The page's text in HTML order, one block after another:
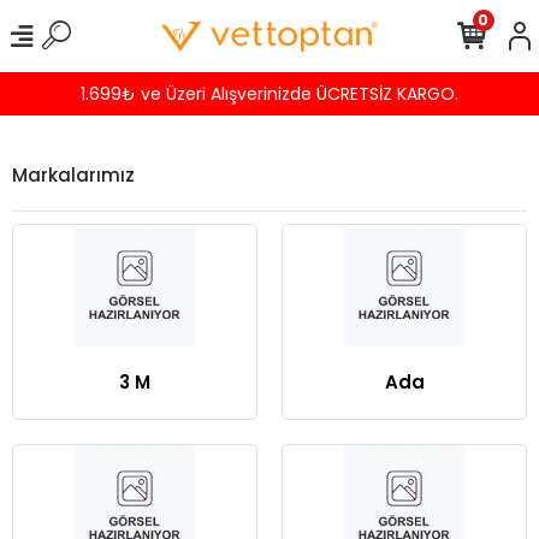
1.699₺ ve Üzeri Alışverinizde ÜCRETSİZ KARGO.
0
Markalarımız
3 M Ada